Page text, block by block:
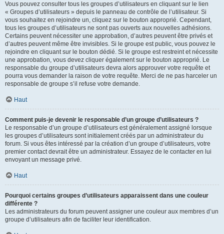
Vous pouvez consulter tous les groupes d’utilisateurs en cliquant sur le lien
« Groupes d’utilisateurs » depuis le panneau de contrôle de l’utilisateur. Si
vous souhaitez en rejoindre un, cliquez sur le bouton approprié. Cependant,
tous les groupes d’utilisateurs ne sont pas ouverts aux nouvelles adhésions.
Certains peuvent nécessiter une approbation, d’autres peuvent être privés et
d’autres peuvent même être invisibles. Si le groupe est public, vous pouvez le
rejoindre en cliquant sur le bouton dédié. Si le groupe est restreint et nécessite
une approbation, vous devez cliquer également sur le bouton approprié. Le
responsable du groupe d’utilisateurs devra alors approuver votre requête et
pourra vous demander la raison de votre requête. Merci de ne pas harceler un
responsable de groupe s’il refuse votre demande.
Haut
Comment puis-je devenir le responsable d’un groupe d’utilisateurs ?
Le responsable d’un groupe d’utilisateurs est généralement assigné lorsque
les groupes d’utilisateurs sont initialement créés par un administrateur du
forum. Si vous êtes intéressé par la création d’un groupe d’utilisateurs, votre
premier contact devrait être un administrateur. Essayez de le contacter en lui
envoyant un message privé.
Haut
Pourquoi certains groupes d’utilisateurs apparaissent dans une couleur
différente ?
Les administrateurs du forum peuvent assigner une couleur aux membres d’un
groupe d’utilisateurs afin de faciliter leur identification.